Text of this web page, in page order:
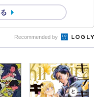
Recommended by